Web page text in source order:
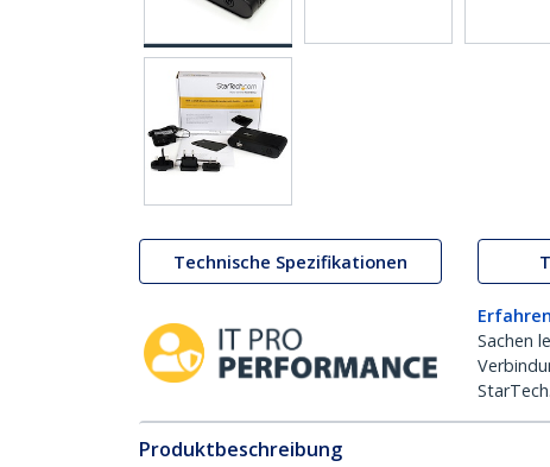
Technische Spezifikationen
Sachen
Produktbeschreibung